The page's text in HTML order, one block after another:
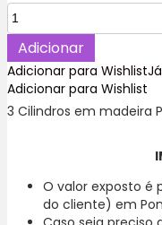
Quantidade
de
Monstros
Cilindros
Kit
Decoração,
Adicionar
Adicionar para Wishlist
Adicionar para Wishlist
3 Cilindros em madeira
O valor exposto é
do cliente) em